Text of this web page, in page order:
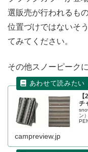
選販売が行われるも
位置づけではないそ
てみてください。
その他スノーピーク
チ
ン
ッ
campreview.jp